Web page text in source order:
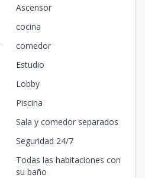
Ascensor
cocina
comedor
Estudio
Lobby
Piscina
Sala y comedor separados
Seguridad 24/7
Todas las habitaciones con
su baño